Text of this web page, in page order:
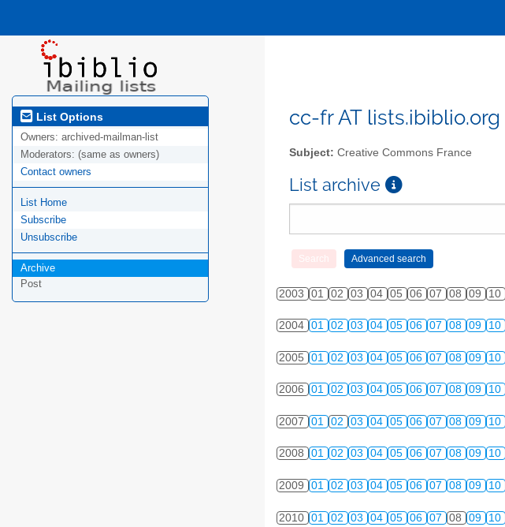
List Options
Owners: archived-mailman-list
Moderators: (same as owners)
Contact owners
List Home
Subscribe
Unsubscribe
Archive
Post
cc-fr AT lists.ibiblio.org
Subject: Creative Commons France
List archive
2003 01 02 03 04 05 06 07 08 09 10
2004 01 02 03 04 05 06 07 08 09 10
2005 01 02 03 04 05 06 07 08 09 10
2006 01 02 03 04 05 06 07 08 09 10
2007 01 02 03 04 05 06 07 08 09 10
2008 01 02 03 04 05 06 07 08 09 10
2009 01 02 03 04 05 06 07 08 09 10
2010 01 02 03 04 05 06 07 08 09 10